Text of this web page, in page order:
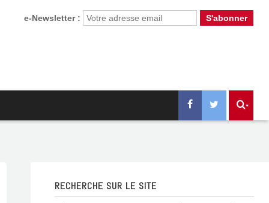
e-Newsletter :
RECHERCHE SUR LE SITE